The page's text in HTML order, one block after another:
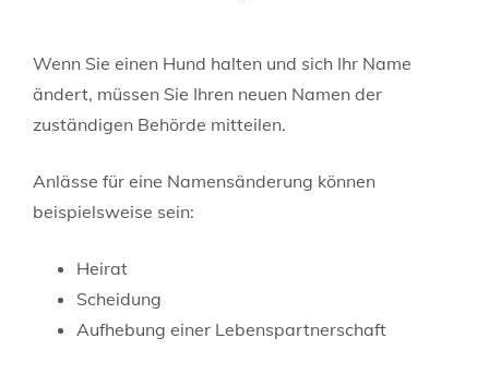
Wenn Sie einen Hund halten und sich Ihr Name
ändert, müssen Sie Ihren neuen Namen der
zuständigen Behörde mitteilen.
Anlässe für eine Namensänderung können
beispielsweise sein:
Heirat
Scheidung
Aufhebung einer Lebenspartnerschaft